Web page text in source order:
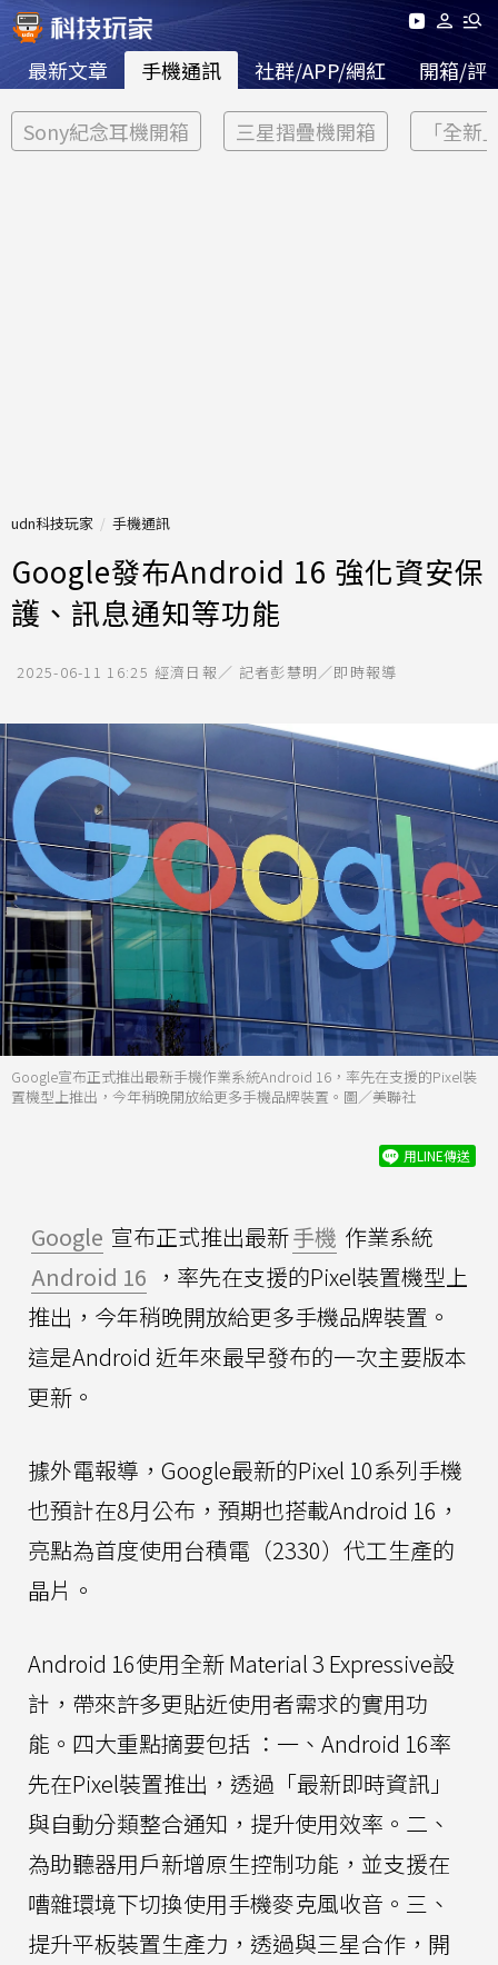
最新文章 手機通訊 社群/APP/網紅 開箱/評
Sony紀念耳機開箱 三星摺疊機開箱 「全新
udn科技玩家 手機通訊
Google發布Android 16 強化資安保
護、訊息通知等功能
2025-06-11 16:25 經濟日報／ 記者彭慧明／即時報導
Google宣布正式推出最新手機作業系統Android 16，率先在支援的Pixel裝
置機型上推出，今年稍晚開放給更多手機品牌裝置。圖／美聯社
用LINE傳送
Google 宣布正式推出最新手機 作業系統
Android 16 ，率先在支援的Pixel裝置機型上
推出，今年稍晚開放給更多手機品牌裝置。
這是Android 近年來最早發布的一次主要版本
更新。
據外電報導，Google最新的Pixel 10系列手機
也預計在8月公布，預期也搭載Android 16，
亮點為首度使用台積電（2330）代工生產的
晶片。
Android 16使用全新 Material 3 Expressive設
計，帶來許多更貼近使用者需求的實用功
能。四大重點摘要包括 ：一、Android 16率
先在Pixel裝置推出，透過「最新即時資訊」
與自動分類整合通知，提升使用效率。二、
為助聽器用戶新增原生控制功能，並支援在
嘈雜環境下切換使用手機麥克風收音。三、
提升平板裝置生產力，透過與三星合作，開